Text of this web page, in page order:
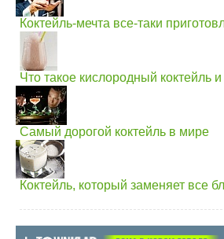
Коктейль-мечта все-таки
Что такое кислородный коктейль и
Самый дорогой коктейль в мире
Коктейль, который заменяет все